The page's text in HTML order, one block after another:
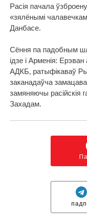
Расія пачала
«зялёнымі
Данбасе.
Сёння па падобным
ідзе і Арменія:
АДКБ, ратыфікаваў
заканадаўча
замяняючы расійскія
Захадам.